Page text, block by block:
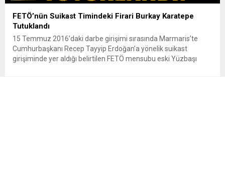
FETÖ’nün Suikast Timindeki Firari Burkay Karatepe
Tutuklandı
15 Temmuz 2016’daki darbe girişimi sırasında Marmaris’te
Cumhurbaşkanı Recep Tayyip Erdoğan’a yönelik suikast
girişiminde yer aldığı belirtilen FETÖ mensubu eski Yüzbaşı